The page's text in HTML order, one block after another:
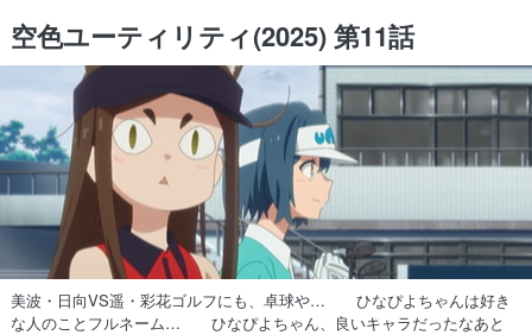
空色ユーティリティ(2025) 第11話
美波・日向VS遥・彩花ゴルフにも、卓球や… ひなぴよちゃんは好き
な人のことフルネーム… ひなぴよちゃん、良いキャラだったなあと